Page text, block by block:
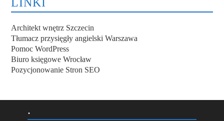
Architekt wnętrz Szczecin
Tłumacz przysięgły angielski Warszawa
Pomoc WordPress
Biuro księgowe Wrocław
Pozycjonowanie Stron SEO
.